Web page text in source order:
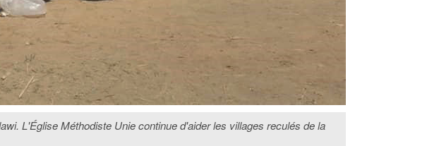
L'Église Méthodiste Unie continue d'aider les villages reculés de la